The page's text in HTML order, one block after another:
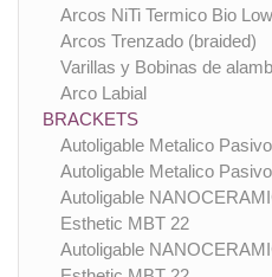
Arcos NiTi Termico Bio
Arcos Trenzado (braided)
Varillas y Bobinas de
Arco Labial
BRACKETS
Autoligable Metalico
Autoligable Metalico
Autoligable
Esthetic MBT 22
Autoligable